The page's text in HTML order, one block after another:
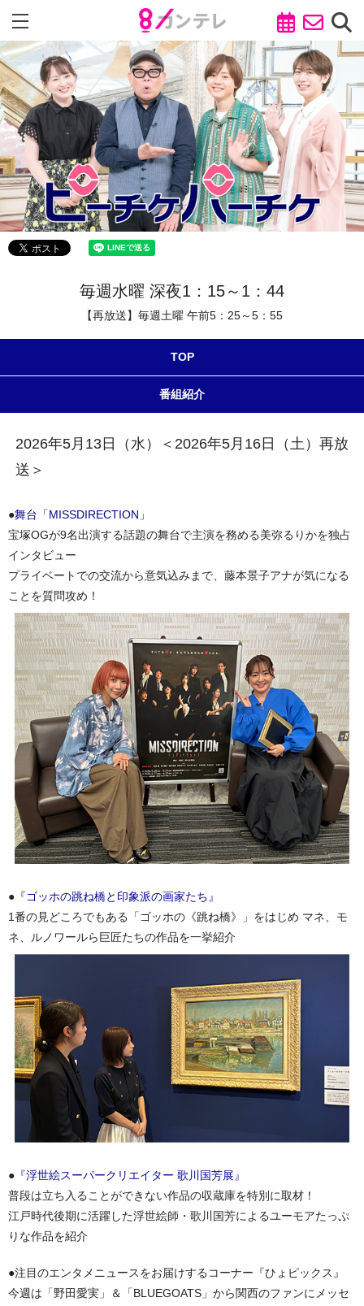
毎週水曜 深夜1：15～1：44
【再放送】毎週土曜 午前5：25～5：55
TOP
番組紹介
2026年5月13日（水）＜2026年5月16日（土）再放
送＞
●舞台「MISSDIRECTION」
宝塚OGが9名出演する話題の舞台で主演を務める美弥るりかを独占
インタビュー
プライベートでの交流から意気込みまで、藤本景子アナが気になる
ことを質問攻め！
● 『ゴッホの跳ね橋と印象派の画家たち』
1番の見どころでもある「ゴッホの《跳ね橋》」をはじめ マネ、モ
ネ、ルノワールら巨匠たちの作品を一挙紹介
● 『浮世絵スーパークリエイター 歌川国芳展』
普段は立ち入ることができない作品の収蔵庫を特別に取材！
江戸時代後期に活躍した浮世絵師・歌川国芳によるユーモアたっぷ
りな作品を紹介
●注目のエンタメニュースをお届けするコーナー『ひょピックス』
今週は「野田愛実」＆「BLUEGOATS」から関西のファンにメッセ